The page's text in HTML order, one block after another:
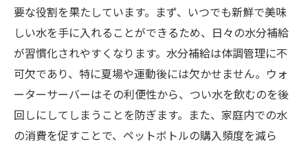
要な役割を果たしています。まず、いつでも新鮮で美味
しい水を手に入れることができるため、日々の水分補給
が習慣化されやすくなります。水分補給は体調管理に不
可欠であり、特に夏場や運動後には欠かせません。ウォ
ーターサーバーはその利便性から、つい水を飲むのを後
回しにしてしまうことを防ぎます。また、家庭内での水
の消費を促すことで、ペットボトルの購入頻度を減ら